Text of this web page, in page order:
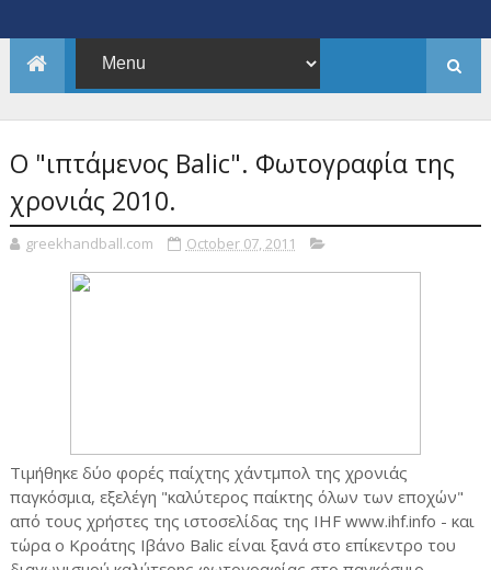
O "ιπτάμενος Balic". Φωτογραφία της
χρονιάς 2010.
greekhandball.com October 07, 2011
Τιμήθηκε δύο φορές παίχτης χάντμπολ της χρονιάς
παγκόσμια, εξελέγη "καλύτερος παίκτης όλων των εποχών"
από τους χρήστες της ιστοσελίδας της IHF www.ihf.info - και
τώρα ο Κροάτης Ιβάνο Balic είναι ξανά στο επίκεντρο του